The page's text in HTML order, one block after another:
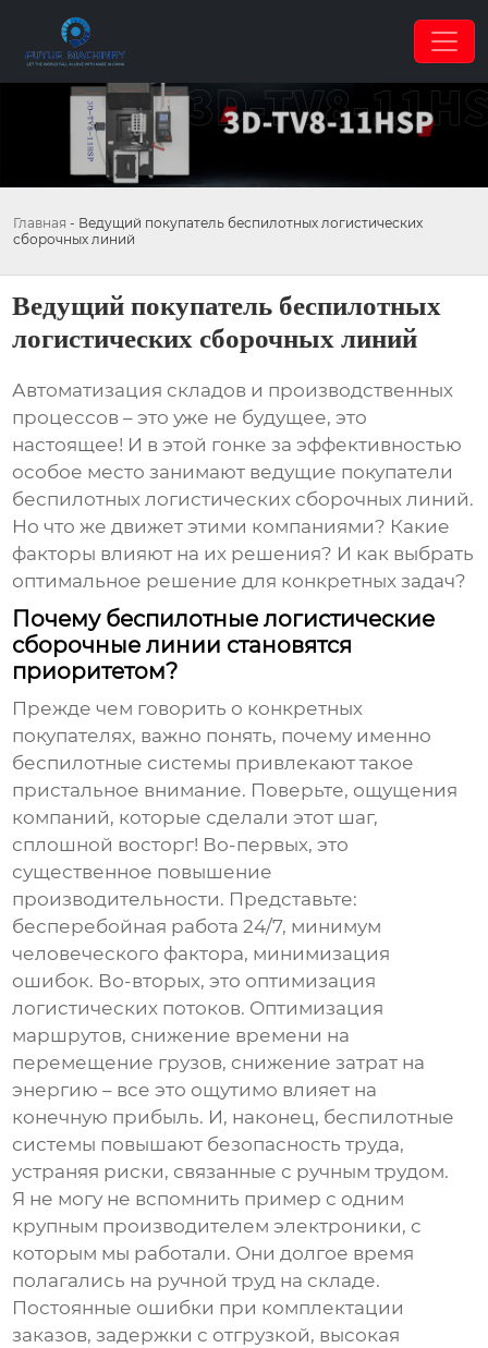
Главная - Ведущий покупатель беспилотных логистических
сборочных линий
Ведущий покупатель беспилотных
логистических сборочных линий
Автоматизация складов и производственных
процессов – это уже не будущее, это
настоящее! И в этой гонке за эффективностью
особое место занимают ведущие покупатели
беспилотных логистических сборочных линий.
Но что же движет этими компаниями? Какие
факторы влияют на их решения? И как выбрать
оптимальное решение для конкретных задач?
Почему беспилотные логистические
сборочные линии становятся
приоритетом?
Прежде чем говорить о конкретных
покупателях, важно понять, почему именно
беспилотные системы привлекают такое
пристальное внимание. Поверьте, ощущения
компаний, которые сделали этот шаг,
сплошной восторг! Во-первых, это
существенное повышение
производительности. Представьте:
бесперебойная работа 24/7, минимум
человеческого фактора, минимизация
ошибок. Во-вторых, это оптимизация
логистических потоков. Оптимизация
маршрутов, снижение времени на
перемещение грузов, снижение затрат на
энергию – все это ощутимо влияет на
конечную прибыль. И, наконец, беспилотные
системы повышают безопасность труда,
устраняя риски, связанные с ручным трудом.
Я не могу не вспомнить пример с одним
крупным производителем электроники, с
которым мы работали. Они долгое время
полагались на ручной труд на складе.
Постоянные ошибки при комплектации
заказов, задержки с отгрузкой, высокая